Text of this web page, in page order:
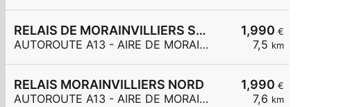
1,990 €
7,5 km
RELAIS DE MORAINVILLIERS SUD
AUTOROUTE A13 - AIRE DE MORAINVILLIERS SUD
1,990 €
7,6 km
RELAIS MORAINVILLIERS NORD
AUTOROUTE A13 - AIRE DE MORAINVILLIERS NORD